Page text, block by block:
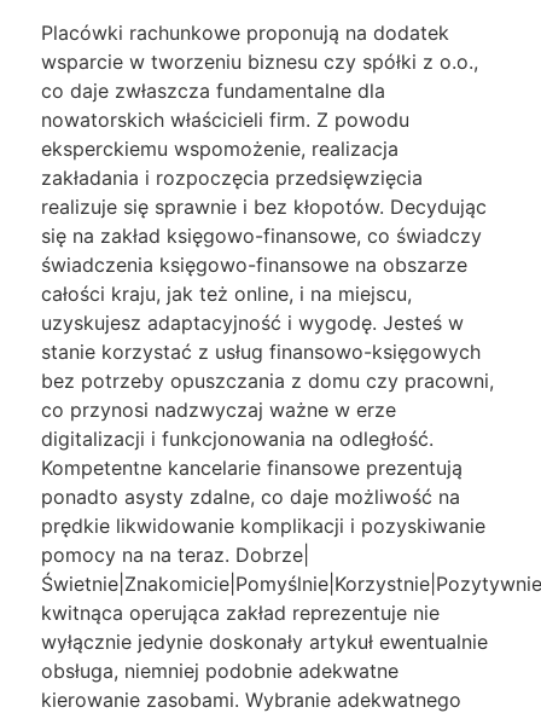
Placówki rachunkowe proponują na dodatek
wsparcie w tworzeniu biznesu czy spółki z o.o.,
co daje zwłaszcza fundamentalne dla
nowatorskich właścicieli firm. Z powodu
eksperckiemu wspomożenie, realizacja
zakładania i rozpoczęcia przedsięwzięcia
realizuje się sprawnie i bez kłopotów. Decydując
się na zakład księgowo-finansowe, co świadczy
świadczenia księgowo-finansowe na obszarze
całości kraju, jak też online, i na miejscu,
uzyskujesz adaptacyjność i wygodę. Jesteś w
stanie korzystać z usług finansowo-księgowych
bez potrzeby opuszczania z domu czy pracowni,
co przynosi nadzwyczaj ważne w erze
digitalizacji i funkcjonowania na odległość.
Kompetentne kancelarie finansowe prezentują
ponadto asysty zdalne, co daje możliwość na
prędkie likwidowanie komplikacji i pozyskiwanie
pomocy na na teraz. Dobrze|
kwitnąca operująca zakład reprezentuje nie
wyłącznie jedynie doskonały artykuł ewentualnie
obsługa, niemniej podobnie adekwatne
kierowanie zasobami. Wybranie adekwatnego